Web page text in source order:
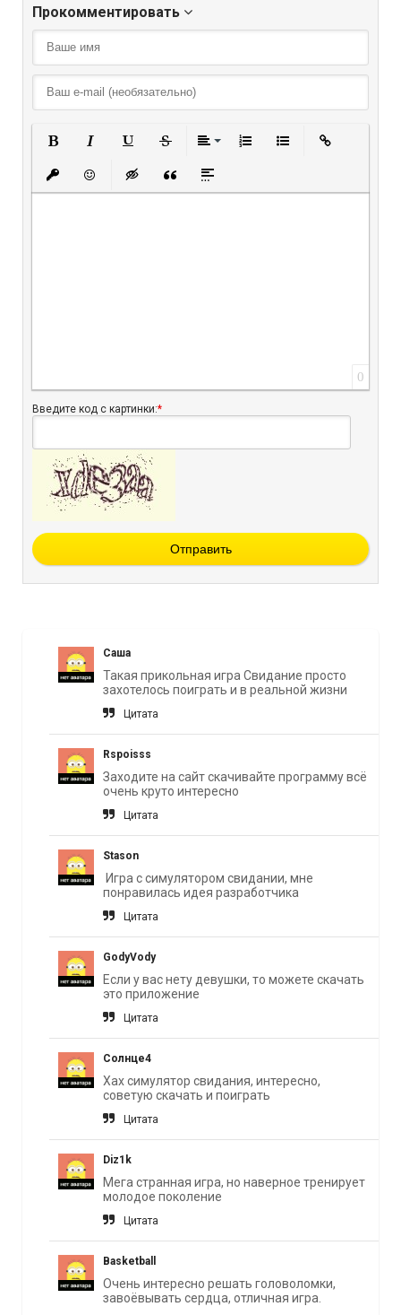
Прокомментировать
Вставить защищенную ссылку
Вставить смайлик
Вставка скрытого текста
Вставка цитаты
Вставка спойлера
0
Введите код с картинки:*
Отправить
Саша
Такая прикольная игра Свидание просто
захотелось поиграть и в реальной жизни
Цитата
Rspoisss
Заходите на сайт скачивайте программу всё
очень круто интересно
Цитата
Stason
Игра с симулятором свидании, мне
понравилась идея разработчика
Цитата
GodyVody
Если у вас нету девушки, то можете скачать
это приложение
Цитата
Солнце4
Хах симулятор свидания, интересно,
советую скачать и поиграть
Цитата
Diz1k
Мега странная игра, но наверное тренирует
молодое поколение
Цитата
Basketball
Очень интересно решать головоломки,
завоёвывать сердца, отличная игра.